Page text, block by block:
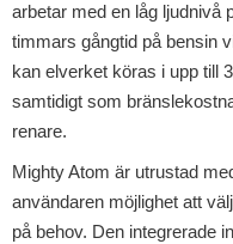
arbetar med en låg ljudnivå
timmars gångtid på bensin
kan elverket köras i upp till
samtidigt som
renare.
Mighty Atom är utrustad
användaren möjlighet att
på behov. Den integrerade